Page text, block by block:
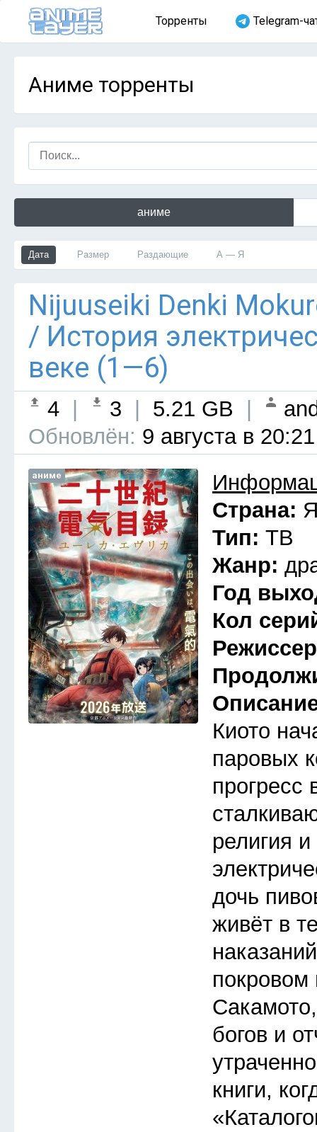
Торренты Telegram-
Аниме торренты
аниме
Дата Размер Раздающие А — Я
Nijuuseiki Denki
/ История
веке (1—6)
4 3 5.21 GB
Обновлён: 9 августа в 20:21
аниме
Страна:
Тип: ТВ
Жанр:
Год
Кол
Киото
паровых
прогресс
религия
дочь
живёт в
покровом
богов и
книги,